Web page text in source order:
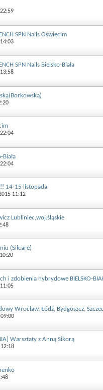
SPN Nails Oświęcim
SPN Nails Bielsko-Biała
Biała
14-15 listopada
11:12
Lubliniec,woj.śląskie
(Silcare)
i zdobienia hybrydowe BIELSKO-
Wrocław, Łódź, Bydgoszcz,
Warsztaty z Anną Sikorą